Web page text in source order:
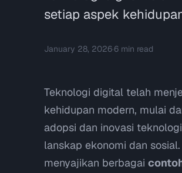
setiap aspek
January 28, 2026·6 min read
Teknologi digital telah
kehidupan modern, mulai
adopsi dan inovasi
lanskap ekonomi dan
menyajikan berbagai